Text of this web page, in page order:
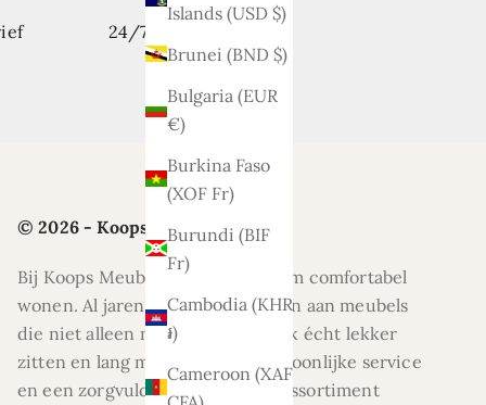
Islands (USD $)
Brunei (BND $)
Bulgaria (EUR
€)
Burkina Faso
(XOF Fr)
Burundi (BIF
Fr)
Cambodia (KHR
៛)
Cameroon (XAF
24/7 support
© 2026 - Koops Meubelen
Bij Koops Meubelen draait alles om comfortabel
wonen. Al jaren helpen wij klanten aan meubels
die niet alleen mooi zijn, maar ook écht lekker
zitten en lang meegaan. Met persoonlijke service
en een zorgvuldig geselecteerd assortiment